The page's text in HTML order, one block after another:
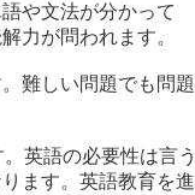
や文法が分かって
力が問われます。
難しい問題でも問題
英語の必要性は言う
ます。英語教育を進